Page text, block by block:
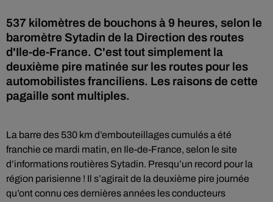
537 kilomètres de bouchons à 9 heures, selon le
baromètre Sytadin de la Direction des routes
d'Ile-de-France. C'est tout simplement la
deuxième pire matinée sur les routes pour les
automobilistes franciliens. Les raisons de cette
pagaille sont multiples.
La barre des 530 km d’embouteillages cumulés a été
franchie ce mardi matin, en Ile-de-France, selon le site
d’informations routières Sytadin. Presqu’un record pour la
région parisienne ! Il s’agirait de la deuxième pire journée
qu’ont connu ces dernières années les conducteurs